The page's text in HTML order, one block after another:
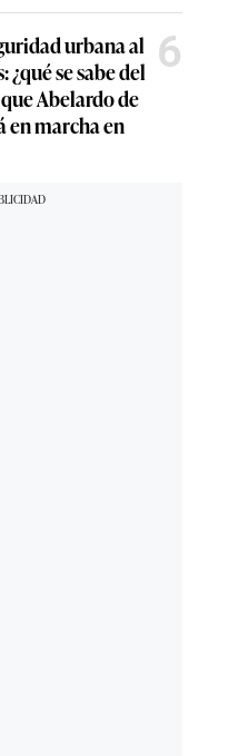
urbana al
se sabe del
Abelardo de
en marcha en
6